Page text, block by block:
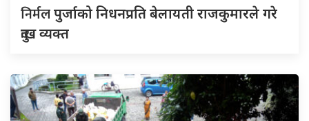
निर्मलपुर्जाको निधनप्रति बेलायती राजकुमारले गरे
दुःख व्यक्त